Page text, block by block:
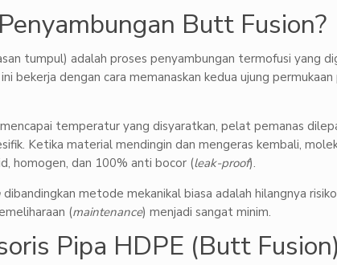
Butt Fusion?
tumpul) adalah proses penyambungan termofusi yang
bekerja dengan cara memanaskan kedua ujung
temperatur yang disyaratkan, pelat pemanas
Ketika material mendingin dan mengeras kembali,
homogen, dan 100% anti bocor (leak-proof).
dibandingkan metode mekanikal biasa adalah hilangnya
(maintenance) menjadi sangat minim.
Pipa HDPE (Butt